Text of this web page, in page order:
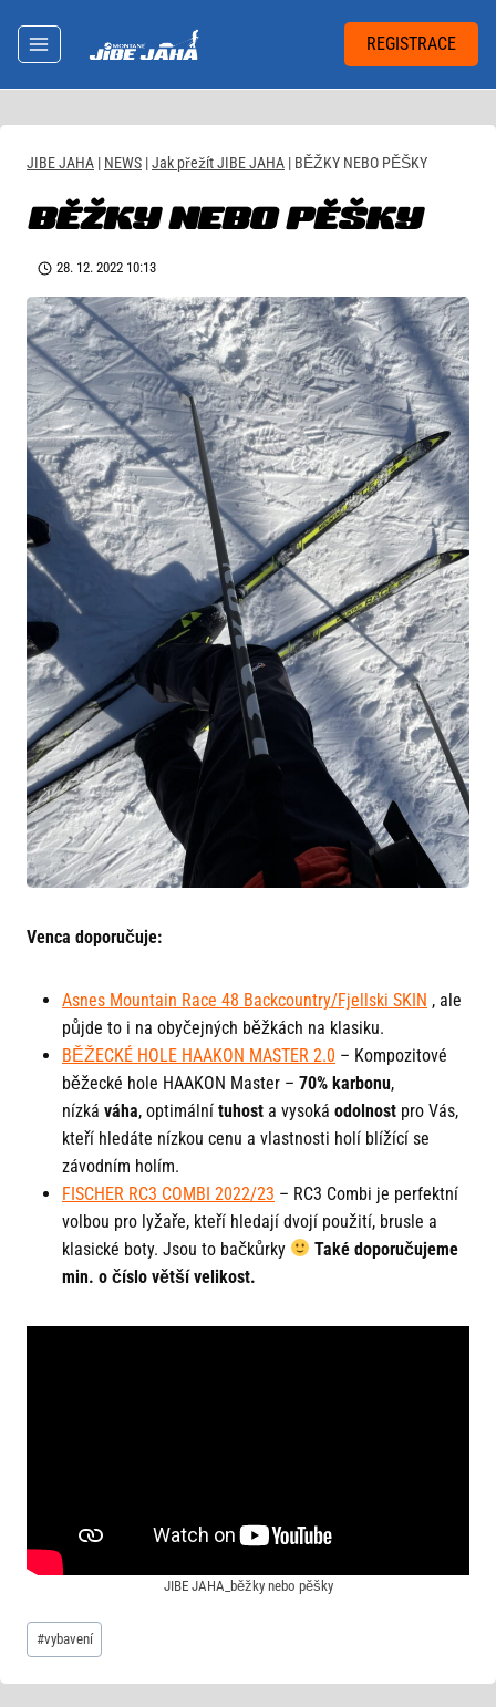
obsah
REGISTRACE
JIBE JAHA | NEWS |Jak přežít JIBE JAHA | BĚŽKY NEBO PĚŠKY
BĚŽKY NEBO PĚŠKY
28. 12. 2022 10:13
Venca doporučuje:
Asnes Mountain Race 48 Backcountry/Fjellski SKIN , ale
půjde to i na obyčejných běžkách na klasiku.
BĚŽECKÉ HOLE HAAKON MASTER 2.0 – Kompozitové
běžecké hole HAAKON Master – 70% karbonu,
nízká váha, optimální tuhost a vysoká odolnost pro Vás,
kteří hledáte nízkou cenu a vlastnosti holí blížící se
závodním holím.
FISCHER RC3 COMBI 2022/23 – RC3 Combi je perfektní
volbou pro lyžaře, kteří hledají dvojí použití, brusle a
klasické boty. Jsou to bačkůrky
Také doporučujeme
min. o číslo větší velikost.
JIBE JAHA_běžky nebo pěšky
Štítky
příspěvků:
#vybavení